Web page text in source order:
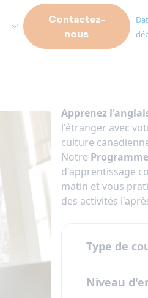
Contactez-
nous
Apprenez
l'étranger avec
culture
Notre
d'apprentissage
matin et vous
des activités
Type de
Niveau